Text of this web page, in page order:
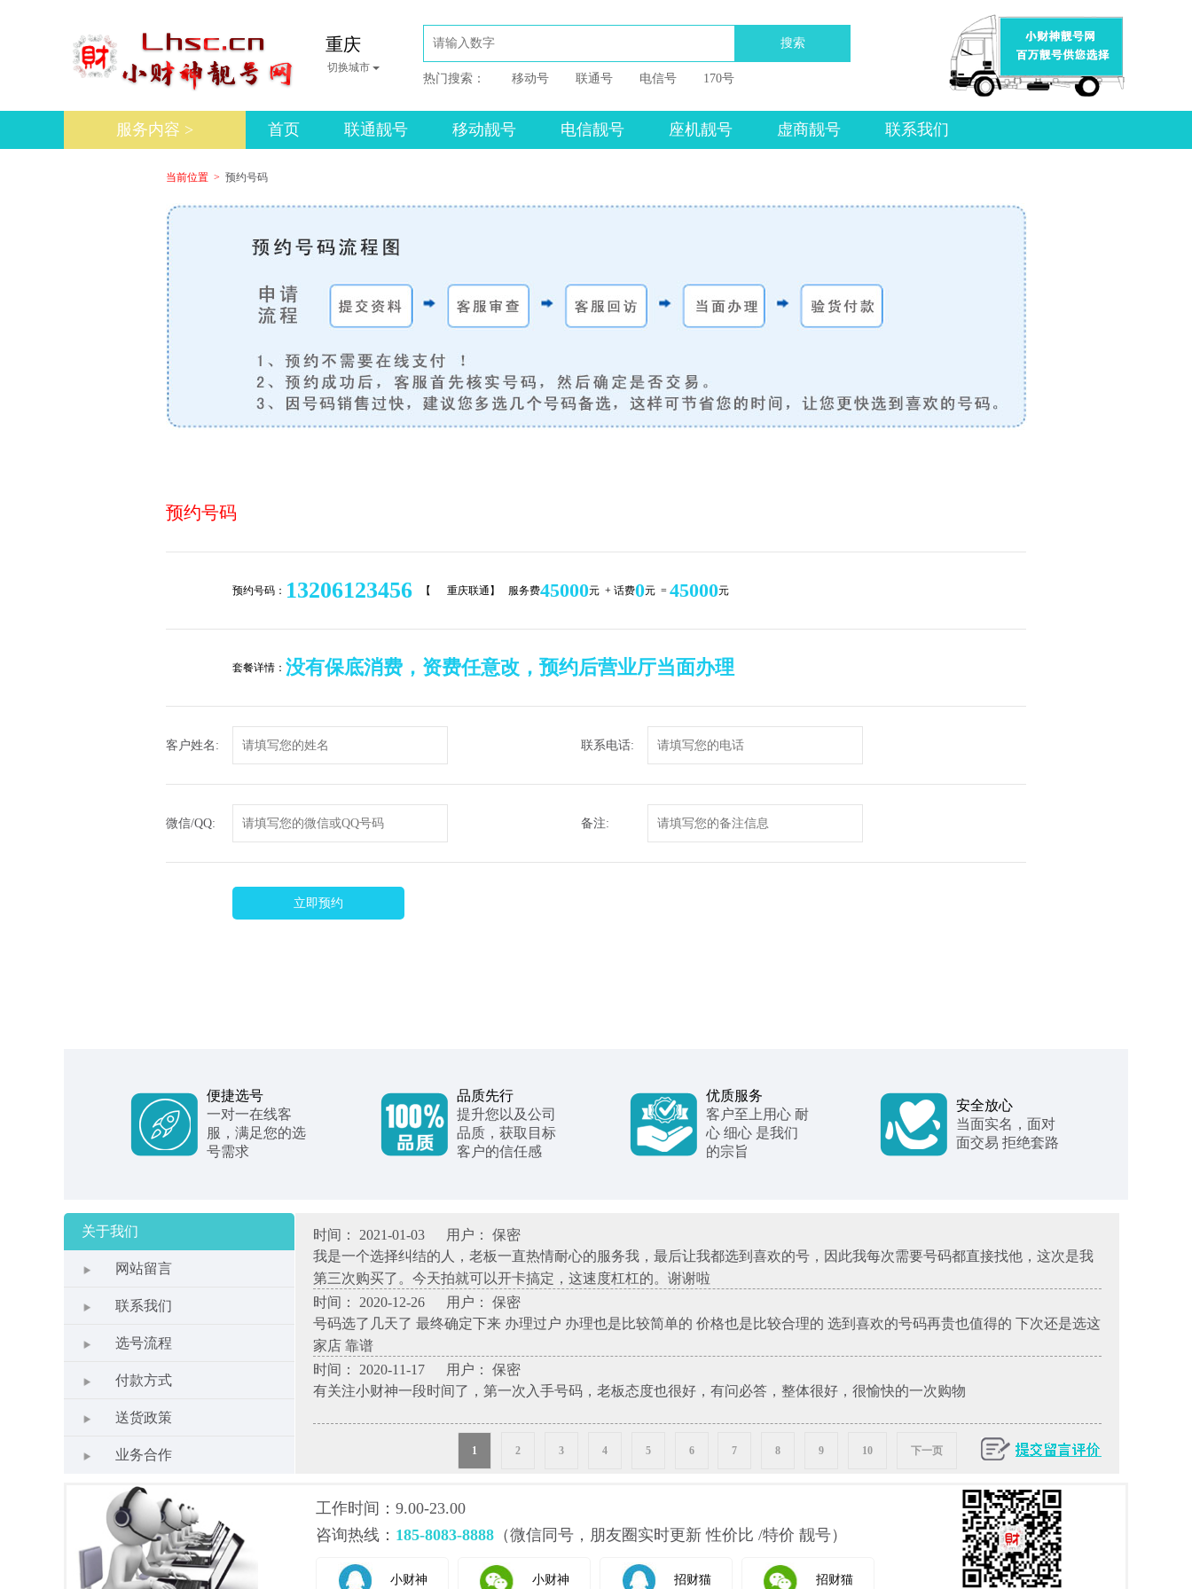
重庆
切换城市
搜索
热门搜索： 移动号 联通号 电信号 170号
服务内容 > 首页 联通靓号 移动靓号 电信靓号 座机靓号 虚商靓号 联系我们
当前位置 > 预约号码
预约号码
预约号码： 13206123456 【 重庆联通】 服务费45000元 + 话费0元 = 45000元
套餐详情： 没有保底消费，资费任意改，预约后营业厅当面办理
客户姓名: 联系电话:
微信/QQ: 备注:
立即预约
便捷选号
一对一在线客
服，满足您的选
号需求
品质先行
提升您以及公司
品质，获取目标
客户的信任感
优质服务
客户至上用心 耐
心 细心 是我们
的宗旨
安全放心
当面实名，面对
面交易 拒绝套路
关于我们
网站留言
联系我们
选号流程
付款方式
送货政策
业务合作
时间： 2021-01-03
用户： 保密
我是一个选择纠结的人，老板一直热情耐心的服务我，最后让我都选到喜欢的号，因此我每次需要号码都直接找他，这次是我
第三次购买了。今天拍就可以开卡搞定，这速度杠杠的。谢谢啦
时间： 2020-12-26
用户： 保密
号码选了几天了 最终确定下来 办理过户 办理也是比较简单的 价格也是比较合理的 选到喜欢的号码再贵也值得的 下次还是选这
家店 靠谱
时间： 2020-11-17
用户： 保密
有关注小财神一段时间了，第一次入手号码，老板态度也很好，有问必答，整体很好，很愉快的一次购物
1 2 3 4 5 6 7 8 9 10 下一页
工作时间：9.00-23.00
咨询热线： 185-8083-8888 （微信同号，朋友圈实时更新 性价比 /特价 靓号）
小财神 小财神 招财猫 招财猫